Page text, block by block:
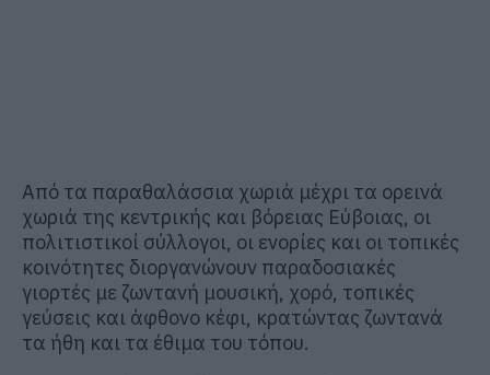
Από τα παραθαλάσσια χωριά μέχρι τα ορεινά
χωριά της κεντρικής και βόρειας Εύβοιας, οι
πολιτιστικοί σύλλογοι, οι ενορίες και οι τοπικές
κοινότητες διοργανώνουν παραδοσιακές
γιορτές με ζωντανή μουσική, χορό, τοπικές
γεύσεις και άφθονο κέφι, κρατώντας ζωντανά
τα ήθη και τα έθιμα του τόπου.